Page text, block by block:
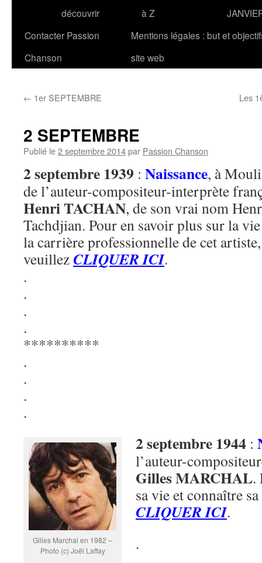
découvrir
à Z
Contacter Passion
Chanson
Mentions légales : but et
site web
← 1er SEPTEMBRE Les
2 SEPTEMBRE
Publié le2 septembre 2014par Passion Chanson
2 septembre 1939 : Naissance, à
de l’auteur-compositeur-interprète
Henri TACHAN, de son vrai nom
Tachdjian. Pour en savoir plus sur la
la carrière professionnelle de cet artiste,
veuillezCLIQUER ICI.
.
.
.
.
**********
.
.
.
.
Gilles Marchal en 1982 –
Photo (c) Joël Laffay
2 septembre 1944 :
l’auteur-
Gilles MARCHAL.
sa vie et connaître
CLIQUER ICI.
.